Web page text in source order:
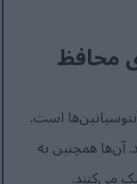
محافظ
است.
آن‌ها همچنین به